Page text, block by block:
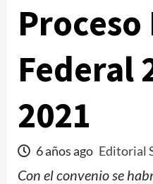
Federal
2021
6 años ago Editorial
Con el convenio se